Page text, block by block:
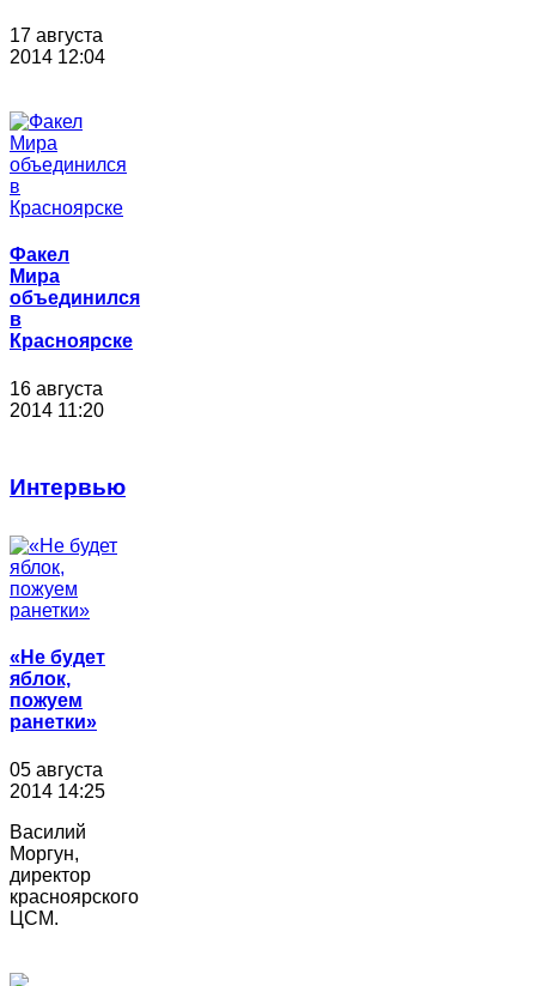
17 августа
2014 12:04
Факел
Мира
объединился
в
Красноярске
16 августа
2014 11:20
Интервью
«Не будет
яблок,
пожуем
ранетки»
05 августа
2014 14:25
Василий
Моргун,
директор
красноярского
ЦСМ.